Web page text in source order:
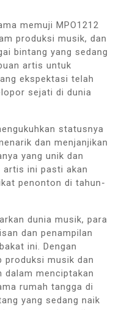
memuji MPO1212
produksi musik, dan
bintang yang sedang
artis untuk
ekspektasi telah
sejati di dunia
statusnya
dan menjanjikan
yang unik dan
artis ini pasti akan
penonton di tahun-
dunia musik, para
dan penampilan
ini. Dengan
produksi musik dan
dalam menciptakan
rumah tangga di
yang sedang naik